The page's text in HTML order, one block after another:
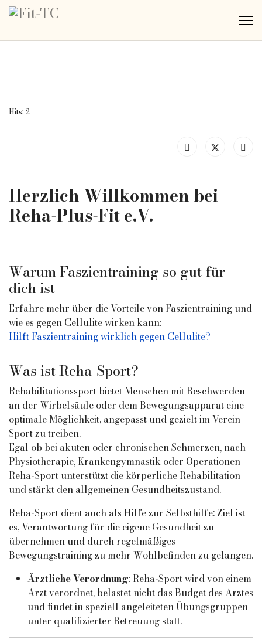
Hits: 2
Herzlich Willkommen bei
Reha-Plus-Fit e.V.
Warum Faszientraining so gut für
dich ist
Erfahre mehr über die Vorteile von Faszientraining und
wie es gegen Cellulite wirken kann:
Hilft Faszientraining wirklich gegen Cellulite?
Was ist Reha-Sport?
Rehabilitationssport bietet Menschen mit Beschwerden
an der Wirbelsäule oder dem Bewegungsapparat eine
optimale Möglichkeit, angepasst und gezielt im Verein
Sport zu treiben.
Egal ob bei akuten oder chronischen Schmerzen, nach
Physiotherapie, Krankengymnastik oder Operationen –
Reha-Sport unterstützt die körperliche Rehabilitation
und stärkt den allgemeinen Gesundheitszustand.
Reha-Sport dient auch als Hilfe zur Selbsthilfe: Ziel ist
es, Verantwortung für die eigene Gesundheit zu
übernehmen und durch regelmäßiges
Bewegungstraining zu mehr Wohlbefinden zu gelangen.
Ärztliche Verordnung: Reha-Sport wird von einem
Arzt verordnet, belastet nicht das Budget des Arztes
und findet in speziell angeleiteten Übungsgruppen
unter qualifizierter Betreuung statt.